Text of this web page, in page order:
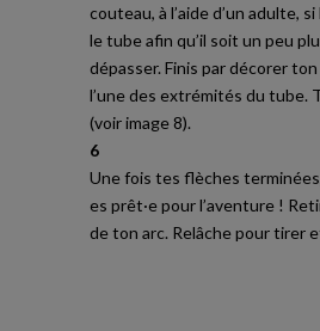
couteau, à l’aide d’un adulte,
le tube afin qu’il soit un peu
dépasser. Finis par décorer
l’une des extrémités du tube.
(voir image 8).
6
Une fois tes flèches
es prêt·e pour l’aventure !
de ton arc. Relâche pour tirer